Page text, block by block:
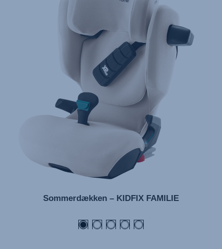
Sommerdækken – KIDFIX FAMILIE